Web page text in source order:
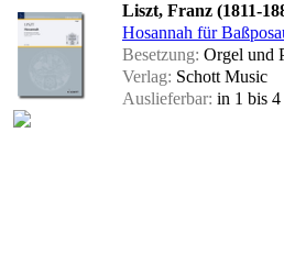
Liszt, Franz (1811-
Hosannah für
Besetzung: Orgel und
Verlag: Schott Music
Auslieferbar: in 1 bis